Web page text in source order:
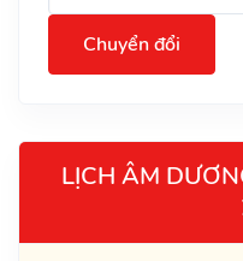
Chuyển đổi
LỊCH ÂM